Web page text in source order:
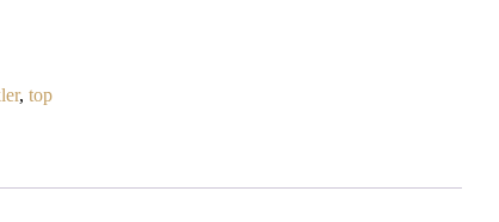
, top